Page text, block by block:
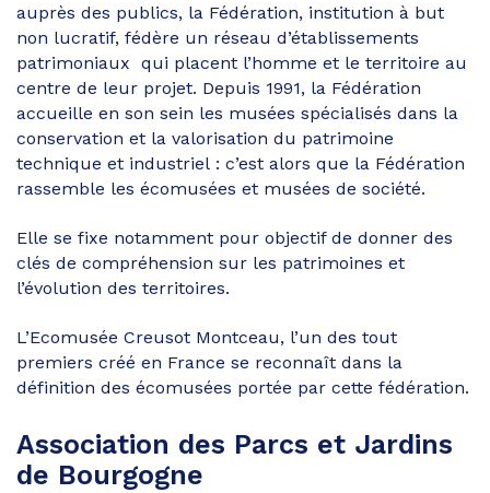
auprès des publics, la Fédération, institution à but
non lucratif, fédère un réseau d’établissements
patrimoniaux qui placent l’homme et le territoire au
centre de leur projet. Depuis 1991, la Fédération
accueille en son sein les musées spécialisés dans la
conservation et la valorisation du patrimoine
technique et industriel : c’est alors que la Fédération
rassemble les écomusées et musées de société.
Elle se fixe notamment pour objectif de donner des
clés de compréhension sur les patrimoines et
l’évolution des territoires.
L’Ecomusée Creusot Montceau, l’un des tout
premiers créé en France se reconnaît dans la
définition des écomusées portée par cette fédération.
Association des Parcs et Jardins
de Bourgogne